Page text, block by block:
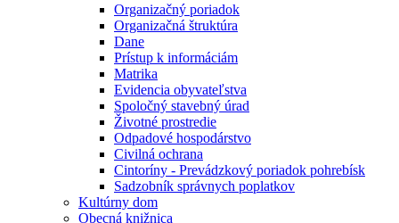
Organizačný poriadok
Organizačná štruktúra
Dane
Prístup k informáciám
Matrika
Evidencia obyvateľstva
Spoločný stavebný úrad
Životné prostredie
Odpadové hospodárstvo
Civilná ochrana
Cintoríny - Prevádzkový poriadok pohrebísk
Sadzobník správnych poplatkov
Kultúrny dom
Obecná knižnica